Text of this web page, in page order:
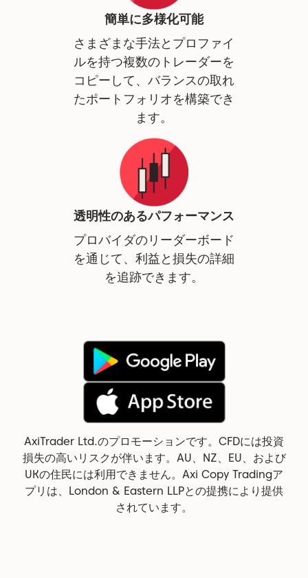
簡単に多様化可能
さまざまな手法とプロファイ
ルを持つ複数のトレーダーを
コピーして、バランスの取れ
たポートフォリオを構築でき
ます。
透明性のあるパフォーマンス
プロバイダのリーダーボード
を通じて、利益と損失の詳細
を追跡できます。
AxiTrader Ltd.のプロモーションです。CFDには投資
損失の高いリスクが伴います。AU、NZ、EU、および
UKの住民には利用できません。Axi Copy Tradingア
プリは、London & Eastern LLPとの提携により提供
されています。